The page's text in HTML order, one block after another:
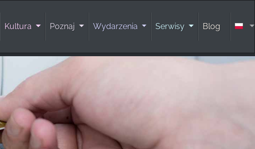
Kultura Poznaj Wydarzenia Serwisy Blog